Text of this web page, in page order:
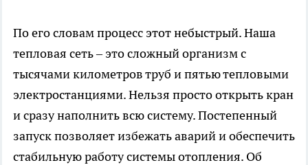
По его словам процесс этот небыстрый. Наша
тепловая сеть – это сложный организм с
тысячами километров труб и пятью тепловыми
электростанциями. Нельзя просто открыть кран
и сразу наполнить всю систему. Постепенный
запуск позволяет избежать аварий и обеспечить
стабильную работу системы отопления. Об